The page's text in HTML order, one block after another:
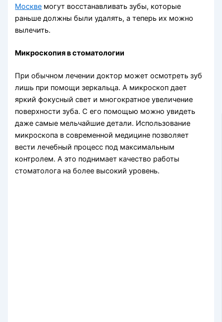
Москве могут восстанавливать зубы, которые
раньше должны были удалять, а теперь их можно
вылечить.
Микроскопия в стоматологии
При обычном лечении доктор может осмотреть зуб
лишь при помощи зеркальца. А микроскоп дает
яркий фокусный свет и многократное увеличение
поверхности зуба. С его помощью можно увидеть
даже самые мельчайшие детали. Использование
микроскопа в современной медицине позволяет
вести лечебный процесс под максимальным
контролем. А это поднимает качество работы
стоматолога на более высокий уровень.